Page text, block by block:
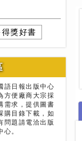
獎好書
語日報出版中心
方便廠商大宗採
需求，提供圖書
購目錄下載，如
問題請電洽出版
心。